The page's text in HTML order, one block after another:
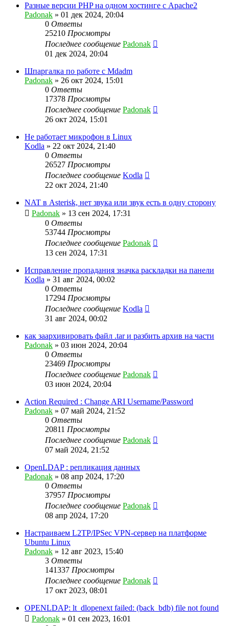
Разные версии PHP на одном хостинге с Apache2
Padonak » 01 дек 2024, 20:04
0 Ответы
25210 Просмотры
Последнее сообщение Padonak
01 дек 2024, 20:04
Шпаргалка по работе с Mdadm
Padonak » 26 окт 2024, 15:01
0 Ответы
17378 Просмотры
Последнее сообщение Padonak
26 окт 2024, 15:01
Не работает микрофон в Linux
Kodla » 22 окт 2024, 21:40
0 Ответы
26527 Просмотры
Последнее сообщение Kodla
22 окт 2024, 21:40
NAT в Asterisk, нет звука или звук есть в одну сторону
Padonak » 13 сен 2024, 17:31
0 Ответы
53744 Просмотры
Последнее сообщение Padonak
13 сен 2024, 17:31
Исправление пропадания значка раскладки на панели
Kodla » 31 авг 2024, 00:02
0 Ответы
17294 Просмотры
Последнее сообщение Kodla
31 авг 2024, 00:02
как заархивировать файл .tar и разбить архив на части
Padonak » 03 июн 2024, 20:04
0 Ответы
23469 Просмотры
Последнее сообщение Padonak
03 июн 2024, 20:04
Action Required : Change ARI Username/Password
Padonak » 07 май 2024, 21:52
0 Ответы
20811 Просмотры
Последнее сообщение Padonak
07 май 2024, 21:52
OpenLDAP : репликация данных
Padonak » 08 апр 2024, 17:20
0 Ответы
37957 Просмотры
Последнее сообщение Padonak
08 апр 2024, 17:20
Настраиваем L2TP/IPSec VPN-сервер на платформе
Ubuntu Linux
Padonak » 12 авг 2023, 15:40
3 Ответы
141337 Просмотры
Последнее сообщение Padonak
17 окт 2023, 08:01
OPENLDAP: lt_dlopenext failed: (back_bdb) file not found
Padonak » 01 сен 2023, 16:01